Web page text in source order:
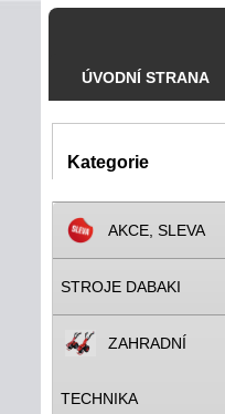
ÚVODNÍ STRANA
Kategorie
AKCE, SLEVA
STROJE DABAKI
ZAHRADNÍ
TECHNIKA